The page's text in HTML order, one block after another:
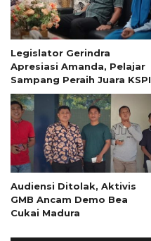
Legislator Gerindra
Apresiasi Amanda, Pelajar
Sampang Peraih Juara KSPI
Audiensi Ditolak, Aktivis
GMB Ancam Demo Bea
Cukai Madura